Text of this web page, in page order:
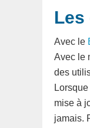
Les
Avec le
Avec le
des
mise à
jamais.